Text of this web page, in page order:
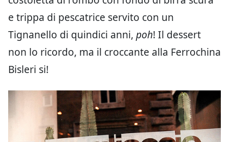
e trippa di pescatrice servito con un
Tignanello di quindici anni, poh! Il dessert
non lo ricordo, ma il croccante alla Ferrochina
Bisleri si!